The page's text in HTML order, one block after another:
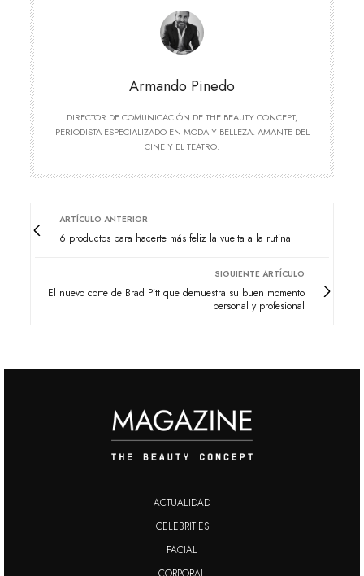
Armando Pinedo
DIRECTOR DE COMUNICACIÓN DE THE BEAUTY CONCEPT,
PERIODISTA ESPECIALIZADO EN MODA Y BELLEZA. AMANTE DEL
CINE Y EL TEATRO.
ARTÍCULO ANTERIOR
6 productos para hacerte más feliz la vuelta a la rutina
SIGUIENTE ARTÍCULO
El nuevo corte de Brad Pitt que demuestra su buen momento
personal y profesional
ACTUALIDAD
CELEBRITIES
FACIAL